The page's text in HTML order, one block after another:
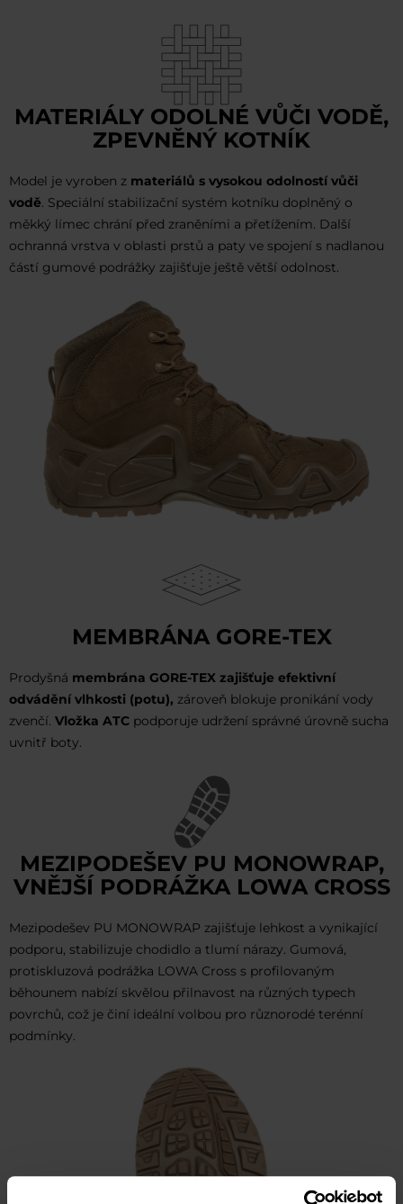
MATERIÁLY ODOLNÉ VŮČI VODĚ,
ZPEVNĚNÝ KOTNÍK
Model je vyroben z materiálů s vysokou odolností vůči
vodě. Speciální stabilizační systém kotníku doplněný o
měkký límec chrání před zraněními a přetížením. Další
ochranná vrstva v oblasti prstů a paty ve spojení s nadlanou
částí gumové podrážky zajišťuje ještě větší odolnost.
MEMBRÁNA GORE-TEX
Prodyšná membrána GORE-TEX zajišťuje efektivní
odvádění vlhkosti (potu), zároveň blokuje pronikání vody
zvenčí. Vložka ATC podporuje udržení správné úrovně sucha
uvnitř boty.
MEZIPODEŠEV PU MONOWRAP,
VNĚJŠÍ PODRÁŽKA LOWA CROSS
Mezipodešev PU MONOWRAP zajišťuje lehkost a vynikající
podporu, stabilizuje chodidlo a tlumí nárazy. Gumová,
protiskluzová podrážka LOWA Cross s profilovaným
běhounem nabízí skvělou přilnavost na různých typech
povrchů, což je činí ideální volbou pro různorodé terénní
podmínky.